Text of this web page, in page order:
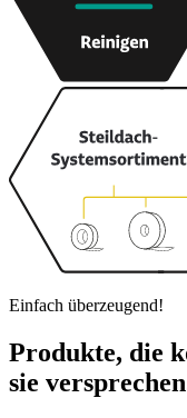
Einfach überzeugend!
Produkte, die
sie